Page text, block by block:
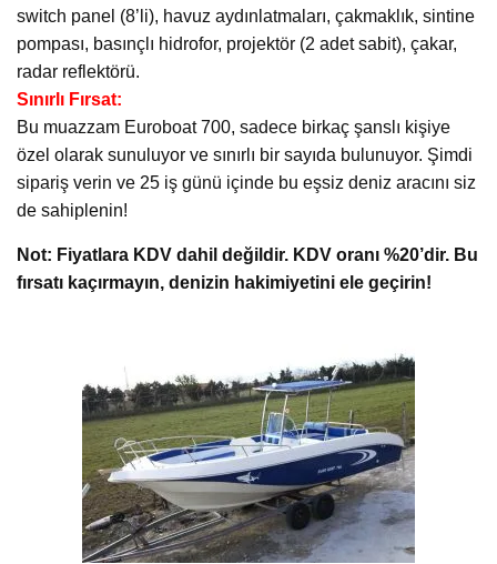
switch panel (8’li), havuz aydınlatmaları, çakmaklık, sintine
pompası, basınçlı hidrofor, projektör (2 adet sabit), çakar,
radar reflektörü.
Sınırlı Fırsat:
Bu muazzam Euroboat 700, sadece birkaç şanslı kişiye
özel olarak sunuluyor ve sınırlı bir sayıda bulunuyor. Şimdi
sipariş verin ve 25 iş günü içinde bu eşsiz deniz aracını siz
de sahiplenin!
Not: Fiyatlara KDV dahil değildir. KDV oranı %20’dir. Bu
fırsatı kaçırmayın, denizin hakimiyetini ele geçirin!